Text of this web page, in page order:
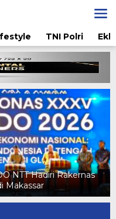
TNI Polri
NTT Hadiri Rakernas
Makassar